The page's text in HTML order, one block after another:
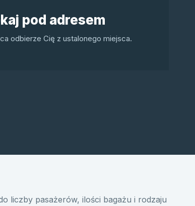
pod adresem
odbierze Cię z ustalonego miejsca.
liczby pasażerów, ilości bagażu i rodzaju